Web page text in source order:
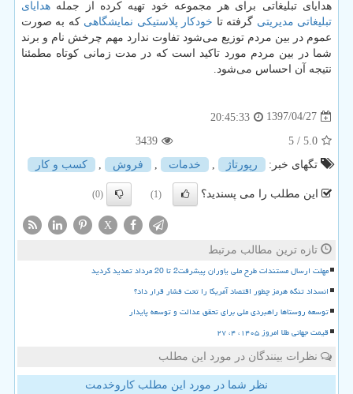
هدایای تبلیغاتی برای هر مجموعه خود تهیه کرده از جمله هدایای
تبلیغاتی مدیریتی گرفته تا خودکار پلاستیکی نمایشگاهی که به صورت
عموم در بین مردم توزیع می‌شود تفاوت ندارد مهم چرخش نام و برند
شما در بین مردم مورد تاکید است که در مدت زمانی کوتاه مطمئنا
نتیجه آن احساس می‌شود.
1397/04/27
20:45:33
5.0
/ 5
3439
تگهای خبر:
رپورتاژ خدمات فروش كسب و كار
این مطلب را می پسندید؟ (1)
(0)
X
تازه ترین مطالب مرتبط
مهلت ارسال مستندات طرح ملی یاوران پیشرفت2 تا 20 مرداد تمدید گردید
انسداد تنگه هرمز چطور اقتصاد آمریکا را تحت فشار قرار داد؟
توسعه روستاها راهبردی ملی برای تحقق عدالت و توسعه پایدار
قیمت جهانی طلا امروز ۱۴۰۵، ۴، ۲۷
نظرات بینندگان در مورد این مطلب
نظر شما در مورد این مطلب کاروخدمت